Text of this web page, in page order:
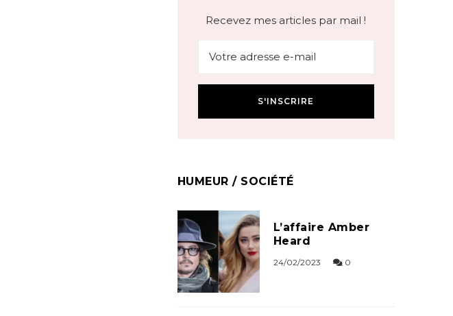
Recevez mes articles par mail !
HUMEUR / SOCIÉTÉ
L’affaire Amber
Heard
24/02/2023 0